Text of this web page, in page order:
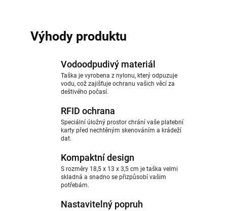
Výhody produktu
Vodoodpudivý materiál
Taška je vyrobena z nylonu, který odpuzuje
vodu, což zajišťuje ochranu vašich věcí za
deštivého počasí.
RFID ochrana
Speciální úložný prostor chrání vaše platební
karty před nechtěným skenováním a krádeží
dat.
Kompaktní design
S rozměry 18,5 x 13 x 3,5 cm je taška velmi
skladná a snadno se přizpůsobí vašim
potřebám.
Nastavitelný popruh